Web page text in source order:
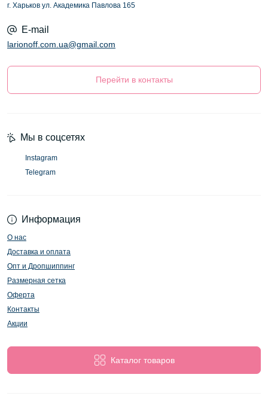
г. Харьков ул. Академика Павлова 165
E-mail
larionoff.com.ua@gmail.com
Перейти в контакты
Информация
О нас
Доставка и оплата
Опт и Дропшиппинг
Размерная сетка
Оферта
Контакты
Акции
Каталог товаров
Мы в соцсетях
Instagram
Telegram